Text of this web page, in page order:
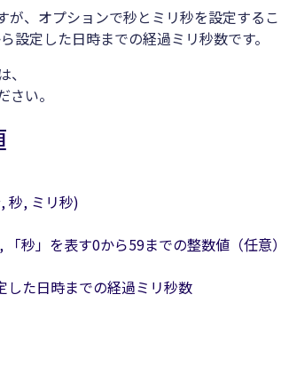
、オプションで秒とミリ秒を設定するこ
定した日時までの経過ミリ秒数です。
い。
秒, ミリ秒)
「秒」を表す0から59までの整数値（任
した日時までの経過ミリ秒数